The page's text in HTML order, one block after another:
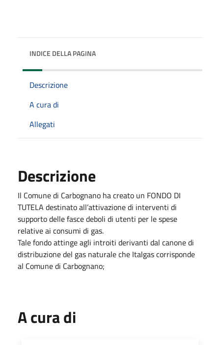
INDICE DELLA PAGINA
Descrizione
A cura di
Allegati
Descrizione
Il Comune di Carbognano ha creato un FONDO DI
TUTELA destinato all’attivazione di interventi di
supporto delle fasce deboli di utenti per le spese
relative ai consumi di gas.
Tale fondo attinge agli introiti derivanti dal canone di
distribuzione del gas naturale che Italgas corrisponde
al Comune di Carbognano;
A cura di